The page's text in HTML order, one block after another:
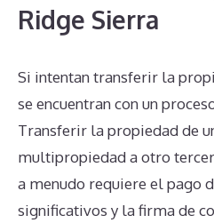
Ridge Sierra
Si intentan transferir la
se encuentran con un
Transferir la propiedad de
multipropiedad a otro
a menudo requiere el pago
significativos y la firma de